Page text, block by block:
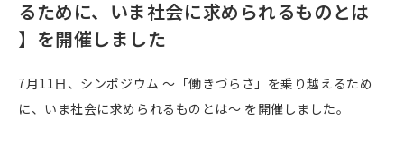
るために、いま社会に求められるものとは
】を開催しました
7月11日、シンポジウム ～「働きづらさ」を乗り越えるため
に、いま社会に求められるものとは～ を開催しました。